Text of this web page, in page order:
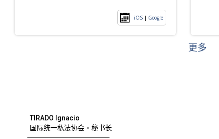
iOS | Google
更多
TIRADO Ignacio
国际统一私法协会・秘书长